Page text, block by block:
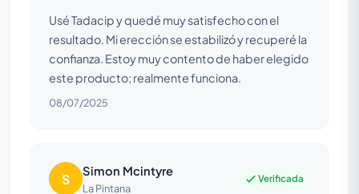
Usé Tadacip y quedé muy satisfecho con el
resultado. Mi erección se estabilizó y recuperé la
confianza. Estoy muy contento de haber elegido
este producto; realmente funciona.
08/07/2025
S Simon Mcintyre
La Pintana
Verificada